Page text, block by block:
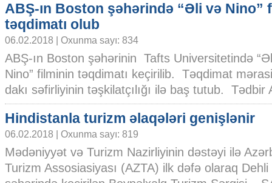
ABŞ-ın Boston şəhərində “Əli və Nino”
təqdimatı olub
06.02.2018 | Oxunma sayı: 834
ABŞ-ın Boston şəhərinin Tafts Universitetində
Nino” filminin təqdimatı keçirilib. Təqdimat
dakı səfirliyinin təşkilatçılığı ilə baş tutub.
Hindistanla turizm əlaqələri genişlənir
06.02.2018 | Oxunma sayı: 819
Mədəniyyət və Turizm Nazirliyinin dəstəyi ilə
Turizm Assosiasiyası (AZTA) ilk dəfə olaraq Dehli